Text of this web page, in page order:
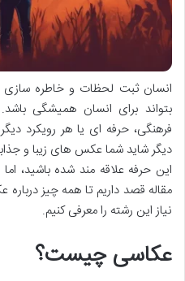
انسان ثبت لحظات و خاطره سازی
بتواند برای انسان همیشگی
فرهنگی، حرفه ای یا هر رویکرد
دیگر شاید شما عکس های زیبا و
این حرفه علاقه مند شده باشید،
مقاله قصد داریم تا همه چیز درباره
نیاز این رشته را معرفی کنیم.
عکاسی چیست؟